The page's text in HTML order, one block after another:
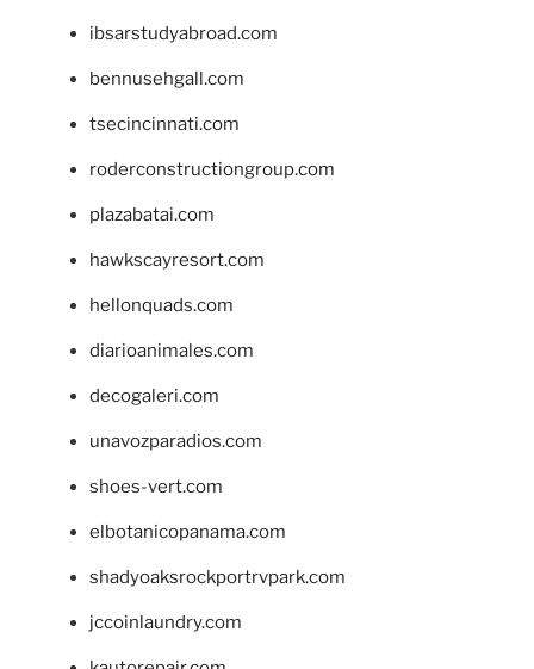
ibsarstudyabroad.com
bennusehgall.com
tsecincinnati.com
roderconstructiongroup.com
plazabatai.com
hawkscayresort.com
hellonquads.com
diarioanimales.com
decogaleri.com
unavozparadios.com
shoes-vert.com
elbotanicopanama.com
shadyoaksrockportrvpark.com
jccoinlaundry.com